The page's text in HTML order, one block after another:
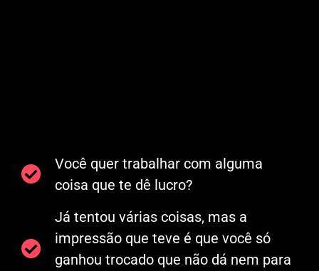
Você quer trabalhar com alguma
coisa que te dê lucro?
Já tentou várias coisas, mas a
impressão que teve é que você só
ganhou trocado que não dá nem para